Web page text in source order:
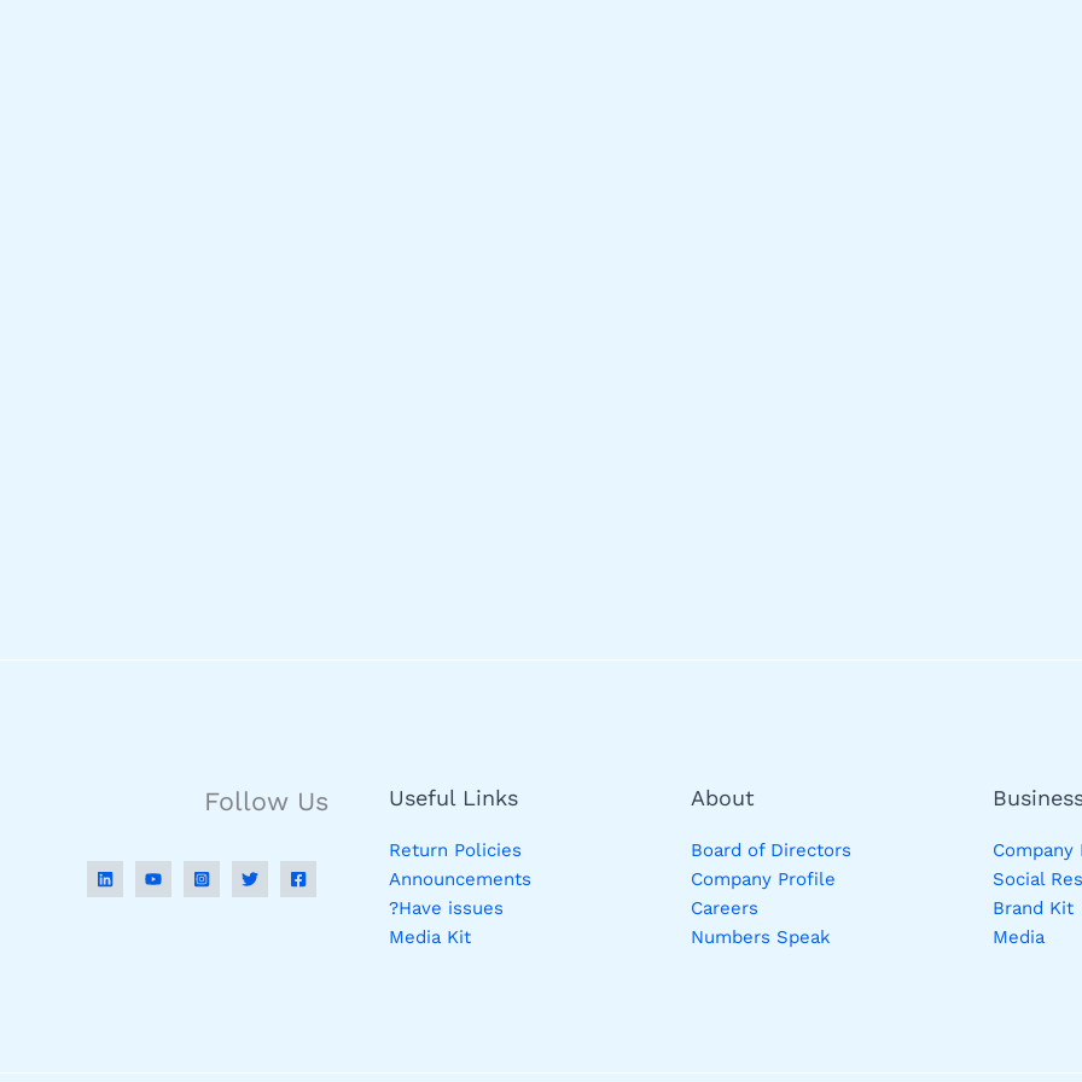
Company
Social
Brand Kit
Media
About
Board of Directors
Company Profile
Careers
Numbers Speak
Useful Links
Return Policies
Announcements
Have issues?
Media Kit
Follow Us